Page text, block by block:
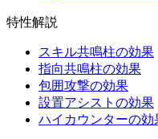
特性解説
スキル共鳴柱の効果
指向共鳴柱の効果
包囲攻撃の効果
設置アシストの効果
ハイカウンターの効